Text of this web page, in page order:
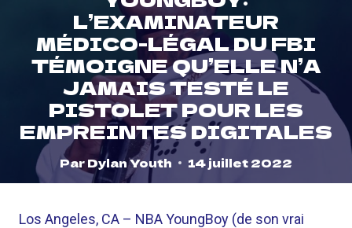
L’EXAMINATEUR
MÉDICO-LÉGAL DU FBI
TÉMOIGNE QU’ELLE N’A
JAMAIS TESTÉ LE
PISTOLET POUR LES
EMPREINTES DIGITALES
ParDylan Youth 14 juillet 2022
Los Angeles, CA – NBA YoungBoy (de son vrai